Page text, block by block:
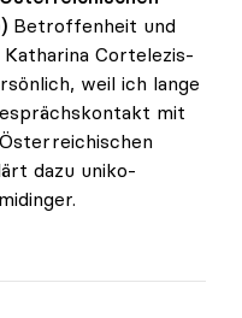
Betroffenheit und
Cortelezis-
weil ich lange
mit
dazu uniko-